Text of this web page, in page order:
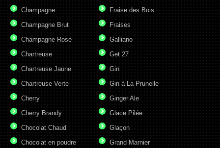
Champagne
Champagne Brut
Champagne Rosé
Chartreuse
Chartreuse Jaune
Chartreuse Verte
Cherry
Cherry Brandy
Chocolat Chaud
Chocolat en poudre
Fraise des Bois
Fraises
Galliano
Get 27
Gin
Gin à La Prunelle
Ginger Ale
Glace Pilée
Glaçon
Grand Marnier